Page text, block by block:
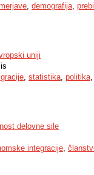
, demografija,
uniji
, statistika, politika,
delovne sile
integracije,